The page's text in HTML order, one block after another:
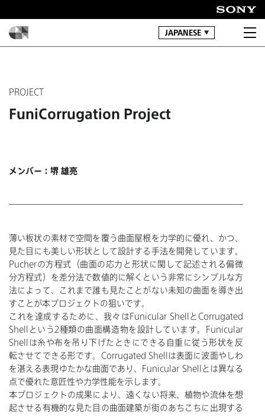
JAPANESE
PROJECT
FuniCorrugation Project
メンバー：堺 雄亮
薄い板状の素材で空間を覆う曲面屋根を力学的に優れ、かつ、
見た目にも美しい形状として設計する手法を開発しています。
Pucherの方程式（曲面の応力と形状に関して記述される偏微
分方程式）を差分法で数値的に解くという非常にシンプルな方
法によって、これまで誰も見たことがない未知の曲面を導き出
すことが本プロジェクトの狙いです。
これを達成するために、我々はFunicular ShellとCorrugated
Shellという2種類の曲面構造物を設計しています。Funicular
Shellは糸や布を吊り下げたときにできる自重に従う形状を反
転させてできる形です。Corrugated Shellは表面に波面やしわ
を湛える表現ゆたかな曲面であり、Funicular Shellとは異なる
点で優れた意匠性や力学性能を示します。
本プロジェクトの成果により、遠くない将来、植物や流体を想
起させる有機的な見た目の曲面建築が街のあちこちに出現する